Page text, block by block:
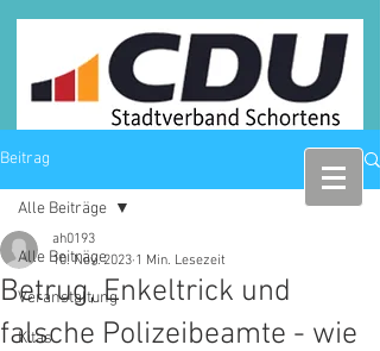
Beitrag
Alle Beiträge
Veranstaltung
Kitas
Alle Beiträge
Betrug, Enkeltrick und
falsche Polizeibeamte - wie
ah0193
10. Nov. 2023 1 Min. Lesezeit